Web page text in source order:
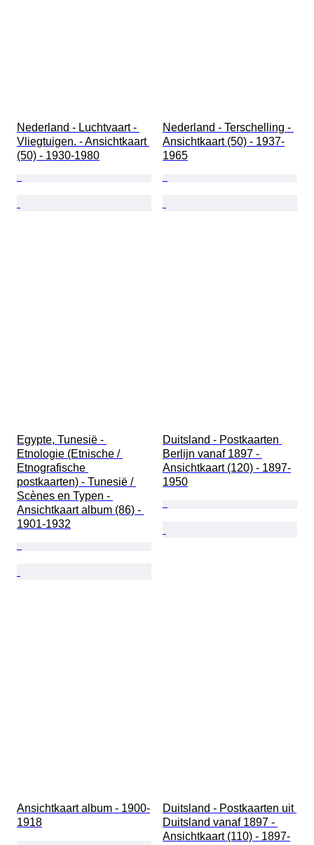
Nederland - Luchtvaart -
Vliegtuigen. - Ansichtkaart
(50) - 1930-1980
Nederland - Terschelling -
Ansichtkaart (50) - 1937-
1965
Egypte, Tunesië -
Etnologie (Etnische /
Etnografische
postkaarten) - Tunesië /
Scènes en Typen -
Ansichtkaart album (86) -
1901-1932
Duitsland - Postkaarten
Berlijn vanaf 1897 -
Ansichtkaart (120) - 1897-
1950
Ansichtkaart album - 1900-
1918
Duitsland - Postkaarten uit
Duitsland vanaf 1897 -
Ansichtkaart (110) - 1897-